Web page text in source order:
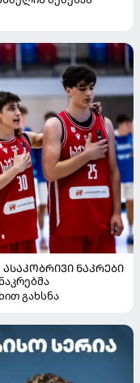
ᲐᲡᲐᲙᲝᲑᲠᲘᲕᲘ ᲜᲐᲙᲠᲔᲑᲘ
გახსნა